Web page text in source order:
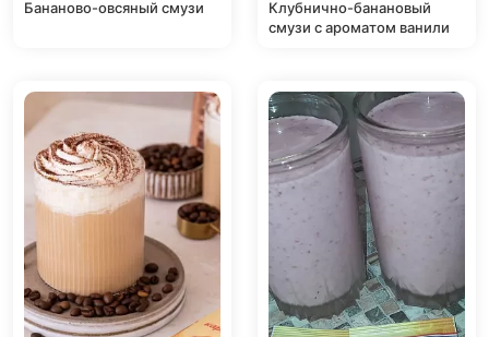
Бананово-овсяный смузи
Клубнично-банановый
смузи с ароматом ванили